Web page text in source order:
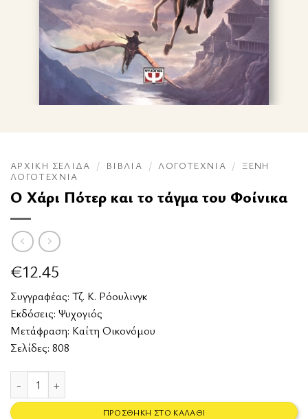
ΑΡΧΙΚΉ ΣΕΛΊΔΑ / ΒΙΒΛΊΑ / ΛΟΓΟΤΕΧΝΊΑ / ΞΈΝΗ
ΛΟΓΟΤΕΧΝΊΑ
Ο Χάρι Πότερ και το τάγμα του Φοίνικα
€12.45
Συγγραφέας: Τζ. Κ. Ρόουλινγκ
Εκδόσεις: Ψυχογιός
Μετάφραση: Καίτη Οικονόμου
Σελίδες: 808
Ο Χάρι Πότερ και το τάγμα του Φοίνικα ποσότητα
ΠΡΟΣΘΉΚΗ ΣΤΟ ΚΑΛΆΘΙ